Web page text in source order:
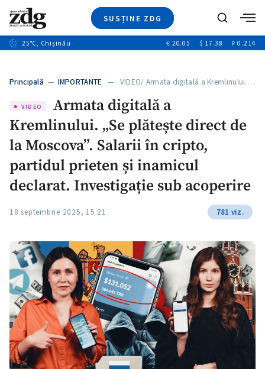
SUSȚINE ZDG
Ştiri
+12
Video
Special
Blog
Caută
25°C, Chișinău € 20.05 $ 17.38 ₽ 0.214
Principală — IMPORTANTE — VIDEO/ Armata digitală a Kremlinului.…
VIDEO
Armata digitală a
Kremlinului. „Se plătește direct de
la Moscova”. Salarii în cripto,
partidul prieten și inamicul
declarat. Investigație sub acoperire
18 septembrie 2025, 15:21 781 viz.